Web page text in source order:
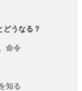
どうなる？
命令
知る